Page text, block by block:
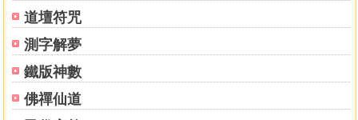
道壇符咒
測字解夢
鐵版神數
佛禪仙道
四、占卜你的人際關係的相性
五、對你有益的健康開運法
干支曆（一九二六〜一九八九年）